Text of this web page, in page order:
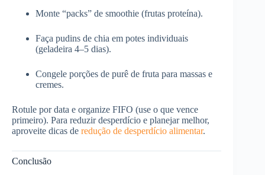
Monte “packs” de smoothie (frutas proteína).
Faça pudins de chia em potes individuais
(geladeira 4–5 dias).
Congele porções de purê de fruta para massas e
cremes.
Rotule por data e organize FIFO (use o que vence
primeiro). Para reduzir desperdício e planejar melhor,
aproveite dicas de redução de desperdício alimentar.
Conclusão